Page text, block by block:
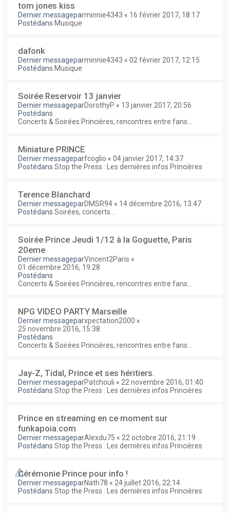
tom jones kiss
Dernier messageparminnie4343 « 16 février 2017, 18:17
Postédans Musique
dafonk
Dernier messageparminnie4343 « 02 février 2017, 12:15
Postédans Musique
Soirée Reservoir 13 janvier
Dernier messageparDorothyP « 13 janvier 2017, 20:56
Postédans
Concerts & Soirées Princières, rencontres entre fans...
Miniature PRINCE
Dernier messageparfcoglio « 04 janvier 2017, 14:37
Postédans Stop the Press : Les dernières infos Princières
Terence Blanchard
Dernier messageparDMSR94 « 14 décembre 2016, 13:47
Postédans Soirées, concerts...
Soirée Prince Jeudi 1/12 à la Goguette, Paris
20eme
Dernier messageparVincent2Paris «
01 décembre 2016, 19:28
Postédans
Concerts & Soirées Princières, rencontres entre fans...
NPG VIDEO PARTY Marseille
Dernier messageparxpectation2000 «
25 novembre 2016, 15:38
Postédans
Concerts & Soirées Princières, rencontres entre fans...
Jay-Z, Tidal, Prince et ses héritiers.
Dernier messageparPatchouli « 22 novembre 2016, 01:40
Postédans Stop the Press : Les dernières infos Princières
Prince en streaming en ce moment sur
funkapoia.com
Dernier messageparAlexdu75 « 22 octobre 2016, 21:19
Postédans Stop the Press : Les dernières infos Princières
Cérémonie Prince pour info !
Dernier messageparNath78 « 24 juillet 2016, 22:14
Postédans Stop the Press : Les dernières infos Princières